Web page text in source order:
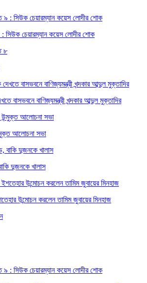
: সিউক চেয়ারম্যান কয়েস লোদীর শোক
বাসভবনে বাণিজ্যমন্ত্রী খন্দকার আব্দুল মুক্তাদির
আলোচনা সভা
দুজনকে খালাস
উন্মোচন করলেন তামিম জুবায়ের মিনহাজ